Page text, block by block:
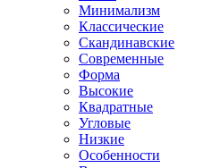
Минимализм
Классические
Скандинавские
Современные
Форма
Высокие
Квадратные
Угловые
Низкие
Особенности